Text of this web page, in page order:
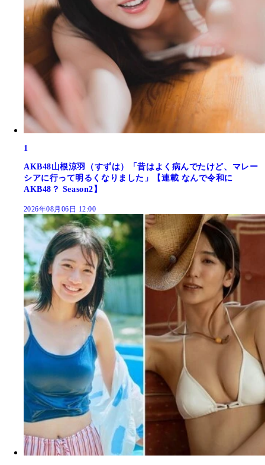
1
AKB48山根涼羽（すずは）「昔はよく病んでたけど、マレー
シアに行って明るくなりました」【連載 なんで令和に
AKB48？ Season2】
2026年08月06日 12:00